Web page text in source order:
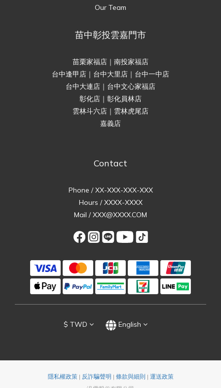
Our Team
苗中彰投雲嘉門市
苗栗家福店｜南投家福店
台中逢甲店｜台中大里店｜台中一中店
台中大連店｜台中文心家福店
彰化店｜彰化員林店
雲林斗六店｜雲林虎尾店
嘉義店
Contact
Phone / XX-XXX-XXX-XXX
Hours / XXXX-XXXX
Mail / XXX@XXXX.COM
$ TWD English
隱私權政策| 反詐騙聲明 | 條款與細則 | 運送政策